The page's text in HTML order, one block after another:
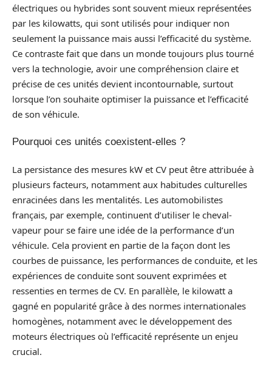
électriques ou hybrides sont souvent mieux représentées
par les kilowatts, qui sont utilisés pour indiquer non
seulement la puissance mais aussi l’efficacité du système.
Ce contraste fait que dans un monde toujours plus tourné
vers la technologie, avoir une compréhension claire et
précise de ces unités devient incontournable, surtout
lorsque l’on souhaite optimiser la puissance et l’efficacité
de son véhicule.
Pourquoi ces unités coexistent-elles ?
La persistance des mesures kW et CV peut être attribuée à
plusieurs facteurs, notamment aux habitudes culturelles
enracinées dans les mentalités. Les automobilistes
français, par exemple, continuent d’utiliser le cheval-
vapeur pour se faire une idée de la performance d’un
véhicule. Cela provient en partie de la façon dont les
courbes de puissance, les performances de conduite, et les
expériences de conduite sont souvent exprimées et
ressenties en termes de CV. En parallèle, le kilowatt a
gagné en popularité grâce à des normes internationales
homogènes, notamment avec le développement des
moteurs électriques où l’efficacité représente un enjeu
crucial.